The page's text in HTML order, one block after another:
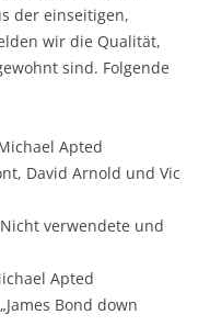
der einseitigen,
wir die Qualität,
sind. Folgende
Apted
David Arnold und Vic
verwendete und
Apted
Bond down